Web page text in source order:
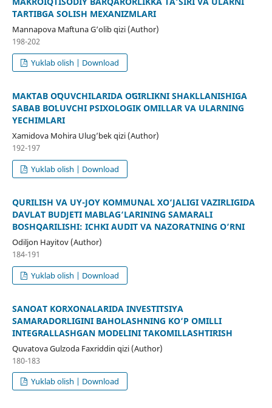
TARTIBGA SOLISH MEXANIZMLARI
Mannapova Maftuna G‘olib qizi (Author)
198-202
Yuklab olish | Download
MAKTAB OʻQUVCHILARIDA OʻGʻIRLIKNI SHAKLLANISHIGA
SABAB BOʻLUVCHI PSIXOLOGIK OMILLAR VA ULARNING
YECHIMLARI
Xamidova Mohira Ulug’bek qizi (Author)
192-197
Yuklab olish | Download
QURILISH VA UY-JOY KOMMUNAL XO‘JALIGI VAZIRLIGIDA
DAVLAT BUDJETI MABLAG‘LARINING SAMARALI
BOSHQARILISHI: ICHKI AUDIT VA NAZORATNING O‘RNI
Odiljon Hayitov (Author)
184-191
Yuklab olish | Download
SANOAT KORXONALARIDA INVESTITSIYA
SAMARADORLIGINI BAHOLASHNING KO‘P OMILLI
INTEGRALLASHGAN MODELINI TAKOMILLASHTIRISH
Quvatova Gulzoda Faxriddin qizi (Author)
180-183
Yuklab olish | Download